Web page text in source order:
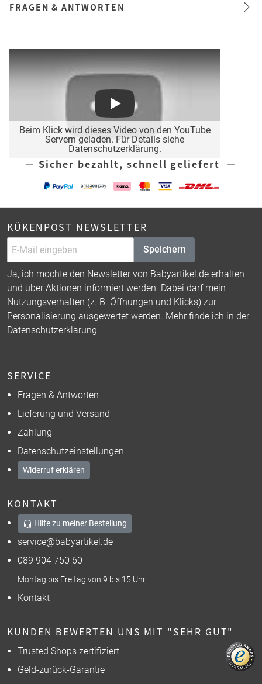
FRAGEN & ANTWORTEN
Beim Klick wird dieses Video von den YouTube
Servern geladen. Für Details siehe
Datenschutzerklärung.
Play
— Sicher bezahlt, schnell geliefert —
KÜKENPOST NEWSLETTER
Speichern
Ja, ich möchte den Newsletter von Babyartikel.de erhalten
und über Aktionen informiert werden. Dabei darf mein
Nutzungsverhalten (z. B. Öffnungen und Klicks) zur
Personalisierung ausgewertet werden. Mehr finde ich in der
Datenschutzerklärung.
SERVICE
Fragen & Antworten
Lieferung und Versand
Zahlung
Datenschutzeinstellungen
Widerruf erklären
KONTAKT
Hilfe zu meiner Bestellung
service@babyartikel.de
089 904 750 60
Montag bis Freitag von 9 bis 15 Uhr
Kontakt
KUNDEN BEWERTEN UNS MIT "SEHR GUT"
Trusted Shops zertifiziert
Geld-zurück-Garantie